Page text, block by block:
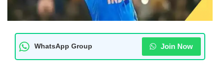
WhatsApp Group Join Now